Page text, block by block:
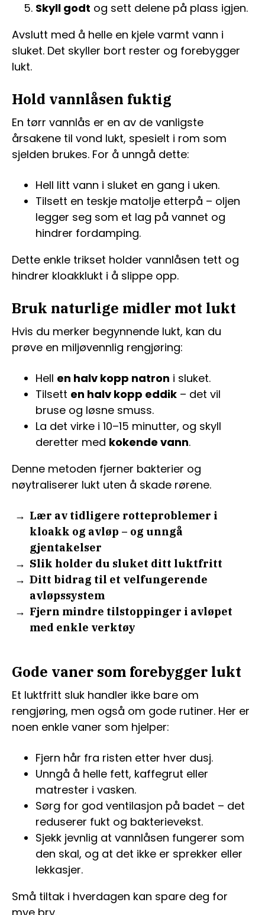
Skyll godt og sett delene på plass igjen.
Avslutt med å helle en kjele varmt vann i
sluket. Det skyller bort rester og forebygger
lukt.
Hold vannlåsen fuktig
En tørr vannlås er en av de vanligste
årsakene til vond lukt, spesielt i rom som
sjelden brukes. For å unngå dette:
Hell litt vann i sluket en gang i uken.
Tilsett en teskje matolje etterpå – oljen
legger seg som et lag på vannet og
hindrer fordamping.
Dette enkle trikset holder vannlåsen tett og
hindrer kloakklukt i å slippe opp.
Bruk naturlige midler mot lukt
Hvis du merker begynnende lukt, kan du
prøve en miljøvennlig rengjøring:
Hell en halv kopp natron i sluket.
Tilsett en halv kopp eddik – det vil
bruse og løsne smuss.
La det virke i 10–15 minutter, og skyll
deretter med kokende vann.
Denne metoden fjerner bakterier og
nøytraliserer lukt uten å skade rørene.
Lær av tidligere rotteproblemer i
kloakk og avløp – og unngå
gjentakelser
Slik holder du sluket ditt luktfritt
Ditt bidrag til et velfungerende
avløpssystem
Fjern mindre tilstoppinger i avløpet
med enkle verktøy
Gode vaner som forebygger lukt
Et luktfritt sluk handler ikke bare om
rengjøring, men også om gode rutiner. Her er
noen enkle vaner som hjelper:
Fjern hår fra risten etter hver dusj.
Unngå å helle fett, kaffegrut eller
matrester i vasken.
Sørg for god ventilasjon på badet – det
reduserer fukt og bakterievekst.
Sjekk jevnlig at vannlåsen fungerer som
den skal, og at det ikke er sprekker eller
lekkasjer.
Små tiltak i hverdagen kan spare deg for